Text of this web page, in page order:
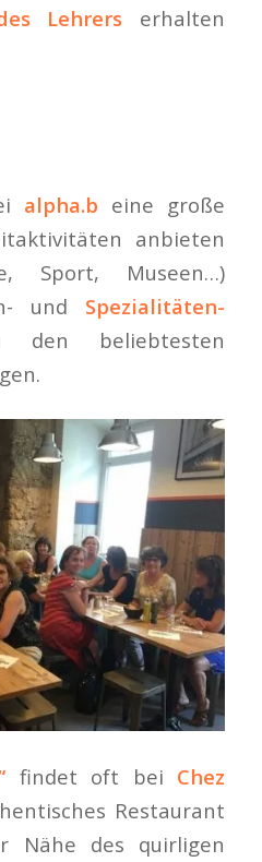
Lehrers erhalten
alpha.b eine große
anbieten
Sport, Museen…)
und Spezialitäten-
beliebtesten
findet oft bei Chez
Restaurant
Nähe des quirligen